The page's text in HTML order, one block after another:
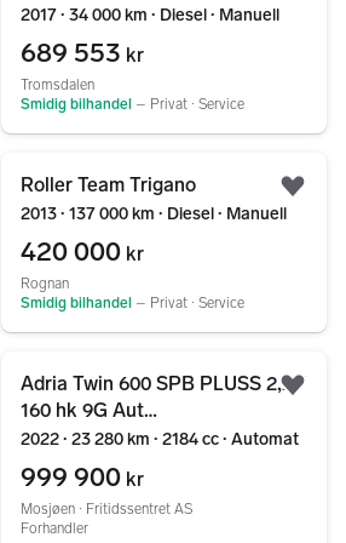
2017 ∙ 34 000 km ∙ Diesel ∙ Manuell
689 553 kr
Tromsdalen
Smidig bilhandel – Privat ∙ Service
Roller Team Trigano
2013 ∙ 137 000 km ∙ Diesel ∙ Manuell
420 000 kr
Rognan
Smidig bilhandel – Privat ∙ Service
Adria Twin 600 SPB PLUSS 2,2 /
160 hk 9G Aut
*HENGERFESTE/KAMERA/
2022 ∙ 23 280 km ∙ 2184 cc ∙ Automat
999 900 kr
Mosjøen ∙ Fritidssentret AS
Forhandler